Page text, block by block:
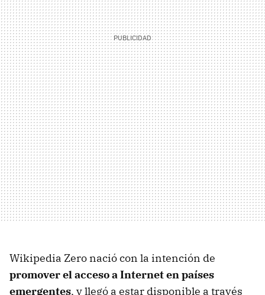
Wikipedia Zero nació con la intención de
promover el acceso a Internet en países
emergentes, y llegó a estar disponible a través